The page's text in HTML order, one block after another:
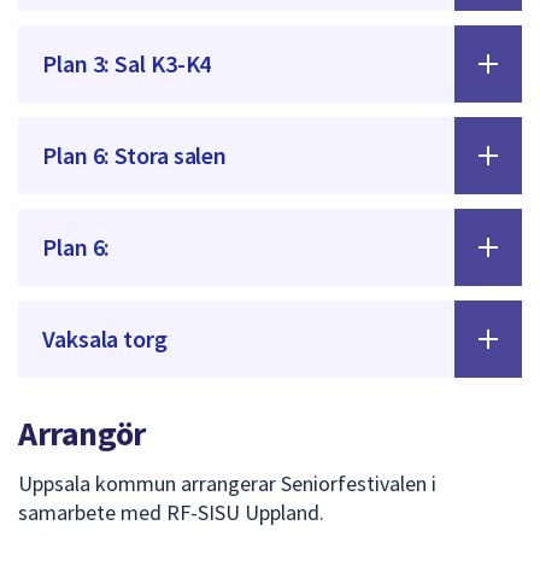
Plan 3: Sal K3-K4
Plan 6: Stora salen
Plan 6:
Vaksala torg
Arrangör
Uppsala kommun arrangerar Seniorfestivalen i
samarbete med RF-SISU Uppland.